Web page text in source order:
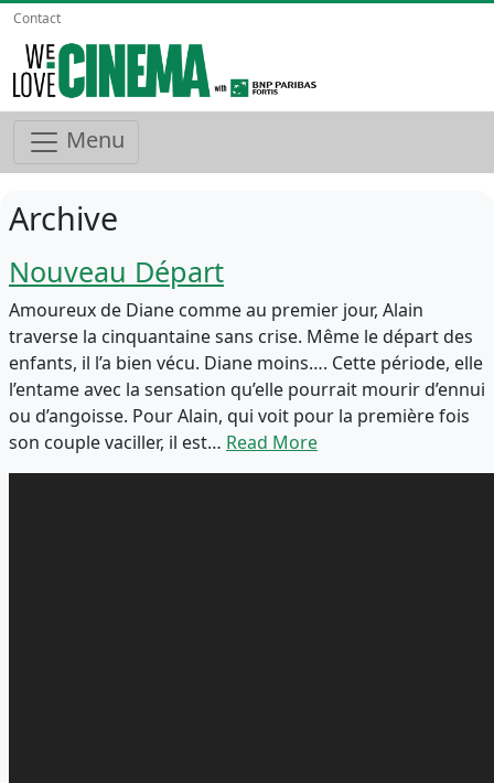
Contact
Menu
Archive
Nouveau Départ
Amoureux de Diane comme au premier jour, Alain
traverse la cinquantaine sans crise. Même le départ des
enfants, il l’a bien vécu. Diane moins…. Cette période, elle
l’entame avec la sensation qu’elle pourrait mourir d’ennui
ou d’angoisse. Pour Alain, qui voit pour la première fois
son couple vaciller, il est… Read More